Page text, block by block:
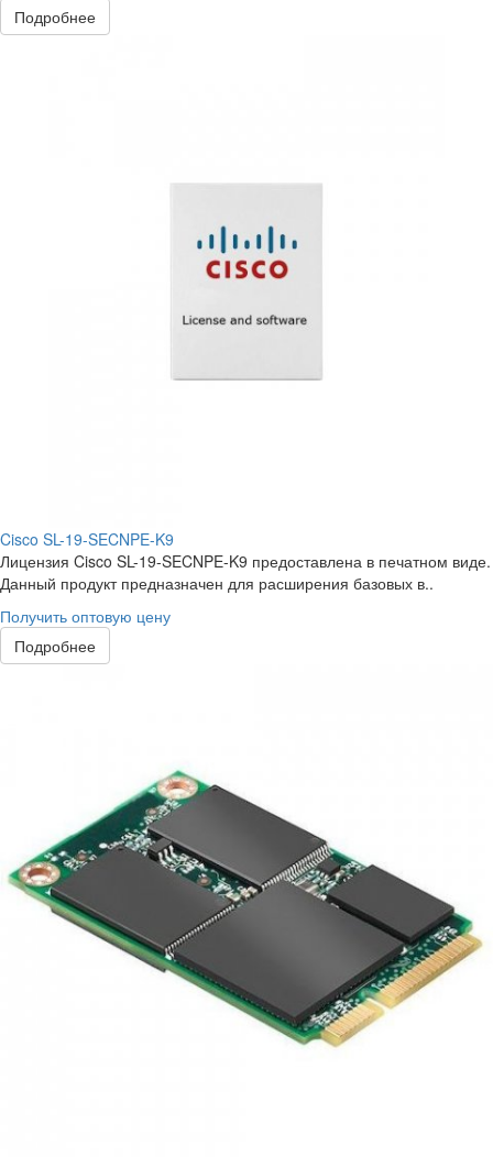
Подробнее
Cisco SL-19-SECNPE-K9
Лицензия Cisco SL-19-SECNPE-K9 предоставлена в печатном виде.
Данный продукт предназначен для расширения базовых в..
Получить оптовую цену
Подробнее